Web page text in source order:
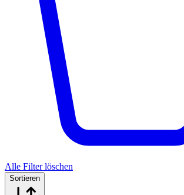
Alle Filter löschen
Sortieren